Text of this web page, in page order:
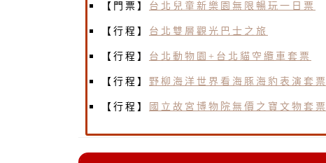
【門票】 台北兒童新樂園無限暢玩一日票
【行程】 台北雙層觀光巴士之旅
【行程】 台北動物園+台北貓空纜車套票
【行程】 野柳海洋世界看海豚海豹表演套票
【行程】 國立故宮博物院無價之寶文物套票